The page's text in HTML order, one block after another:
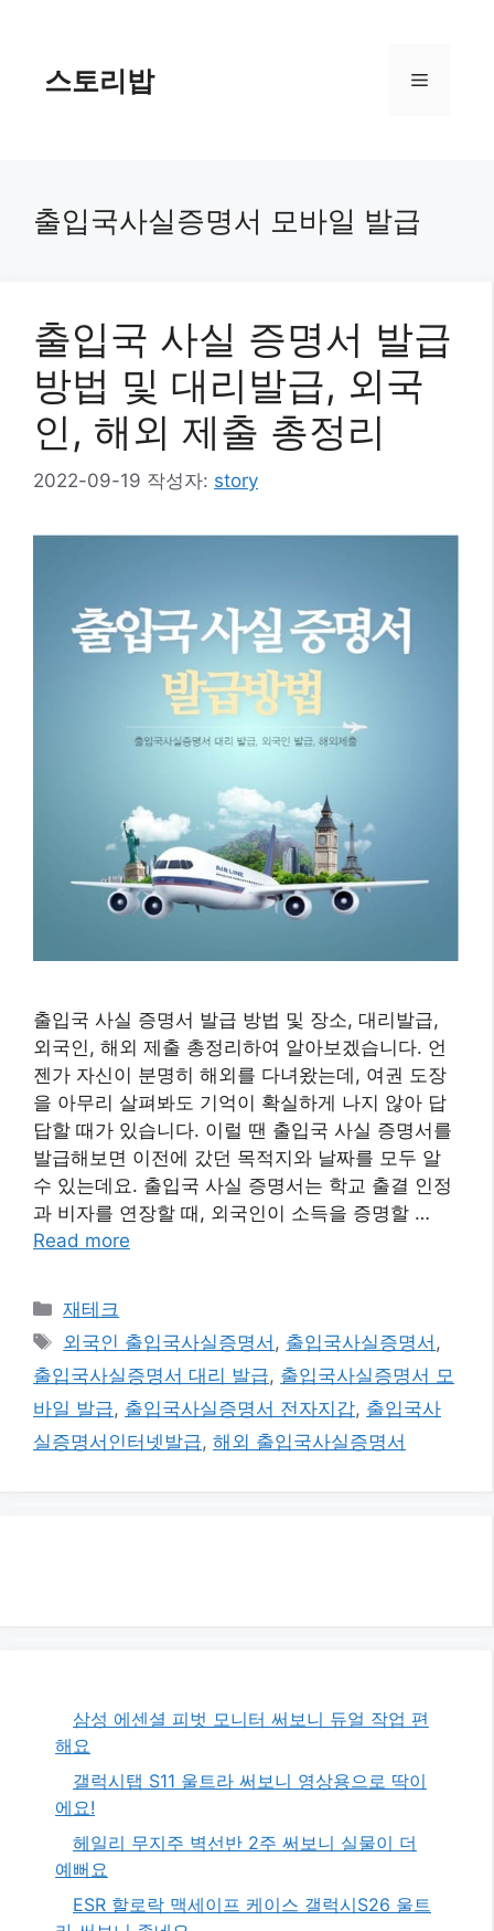
스토리밥 메
출입국사실증명서 모바일 발급
출입국 사실 증명서 발급
방법 및 대리발급, 외국
인, 해외 제출 총정리
2022-09-19 작성자: story
출입국 사실 증명서 발급 방법 및 장소, 대리발급,
외국인, 해외 제출 총정리하여 알아보겠습니다. 언
젠가 자신이 분명히 해외를 다녀왔는데, 여권 도장
을 아무리 살펴봐도 기억이 확실하게 나지 않아 답
답할 때가 있습니다. 이럴 땐 출입국 사실 증명서를
발급해보면 이전에 갔던 목적지와 날짜를 모두 알
수 있는데요. 출입국 사실 증명서는 학교 출결 인정
과 비자를 연장할 때, 외국인이 소득을 증명할 …
Read more
카
테
고
리
재테크
태
그
외국인 출입국사실증명서 , 출입국사실증명서 ,
출입국사실증명서 대리 발급, 출입국사실증명서 모
바일 발급, 출입국사실증명서 전자지갑, 출입국사
실증명서인터넷발급, 해외 출입국사실증명서
삼성 에센셜 피벗 모니터 써보니 듀얼 작업 편
해요
갤럭시탭 S11 울트라 써보니 영상용으로 딱이
에요!
헤일리 무지주 벽선반 2주 써보니 실물이 더
예뻐요
ESR 할로락 맥세이프 케이스 갤럭시S26 울트